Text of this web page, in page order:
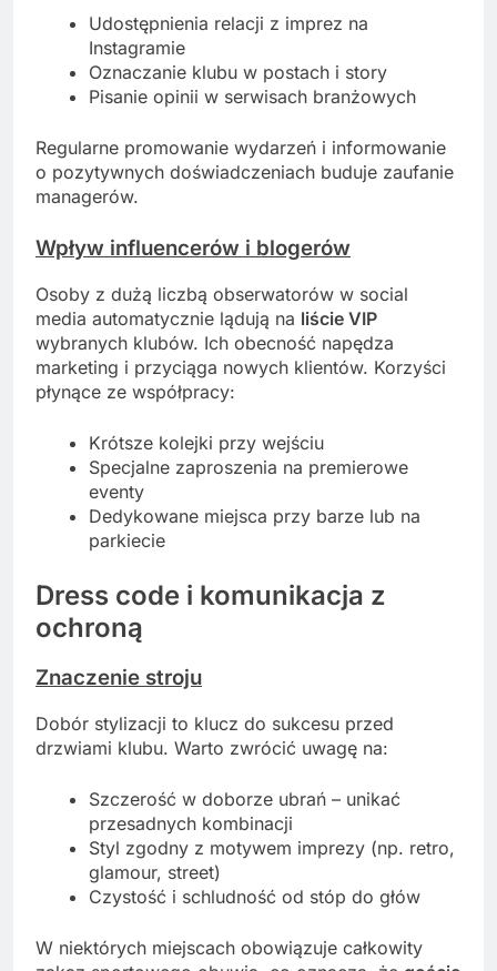
Udostępnienia relacji z imprez na
Instagramie
Oznaczanie klubu w postach i story
Pisanie opinii w serwisach branżowych
Regularne promowanie wydarzeń i informowanie
o pozytywnych doświadczeniach buduje zaufanie
managerów.
Wpływ influencerów i blogerów
Osoby z dużą liczbą obserwatorów w social
media automatycznie lądują na liście VIP
wybranych klubów. Ich obecność napędza
marketing i przyciąga nowych klientów. Korzyści
płynące ze współpracy:
Krótsze kolejki przy wejściu
Specjalne zaproszenia na premierowe
eventy
Dedykowane miejsca przy barze lub na
parkiecie
Dress code i komunikacja z
ochroną
Znaczenie stroju
Dobór stylizacji to klucz do sukcesu przed
drzwiami klubu. Warto zwrócić uwagę na:
Szczerość w doborze ubrań – unikać
przesadnych kombinacji
Styl zgodny z motywem imprezy (np. retro,
glamour, street)
Czystość i schludność od stóp do głów
W niektórych miejscach obowiązuje całkowity